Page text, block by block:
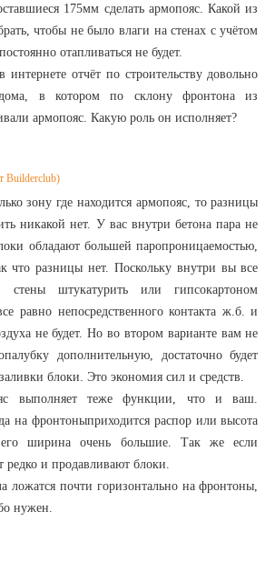
175мм сделать армопояс. Какой из
чтобы не было влаги на стенах с учётом
отапливаться не будет.
отчёт по строительству довольно
в котором по склону фронтона из
армопояс. Какую роль он исполняет?
Builderclub)
зону где находится армопояс, то разницы
никакой нет. У вас внутри бетона пара не
обладают большей паропроницаемостью,
что разницы нет. Поскольку внутри вы все
стены штукатурить или гипсокартоном
равно непосредственного контакта ж.б. и
не будет. Но во втором варианте вам не
дополнительную, достаточно будет
блоки. Это экономия сил и средств.
выполняет теже функции, что и ваш.
на фронтоныприходится распор или высота
ширина очень большие. Так же если
редко и продавливают блоки.
ложатся почти горизонтально на фронтоны,
нужен.